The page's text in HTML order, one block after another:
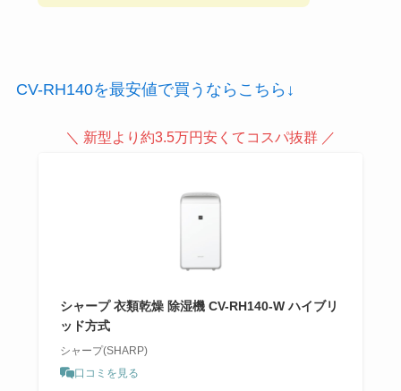
CV-RH140を最安値で買うならこちら↓
＼ 新型より約3.5万円安くてコスパ抜群 ／
シャープ 衣類乾燥 除湿機 CV-RH140-W ハイブリ
ッド方式
シャープ(SHARP)
口コミを見る